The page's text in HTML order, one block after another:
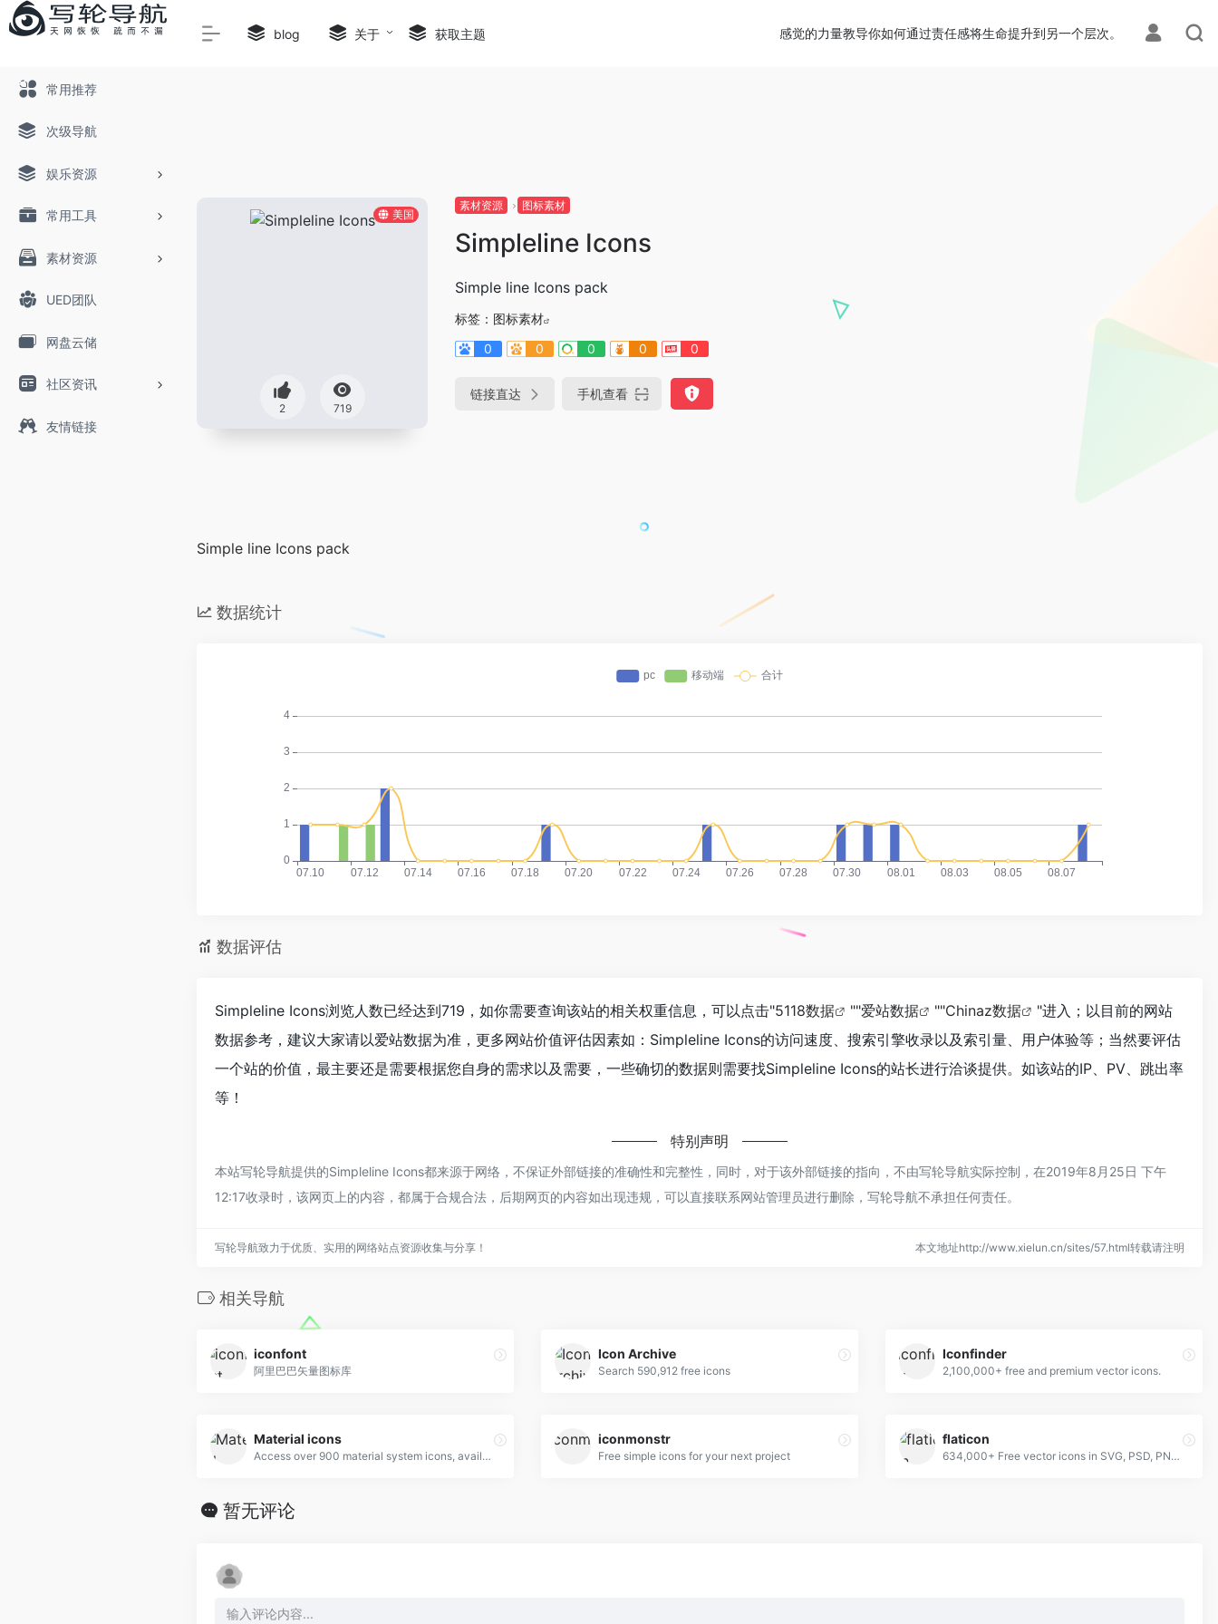
Warning : Array to string conversion in /home/wwwroot/xielun/wwwroot/wp-content/themes/onenav/inc/wp-optimization.phpon line108
常用推荐
次级导航
娱乐资源
常用工具
素材资源
UED团队
网盘云储
社区资讯
友情链接
blog 关于 获取主题 感觉的力量教导你如何通过责任感将生命提升到另一个层次。
美国
2 719
素材资源 图标素材
Simpleline Icons
Simple line Icons pack
标签： 图标素材
0
0 0 0 0
链接直达 手机查看
Simple line Icons pack
数据统计
数据评估
Simpleline Icons浏览人数已经达到719，如你需要查询该站的相关权重信息，可以点击"5118数据 ""爱站数据 ""Chinaz数据
"进入；以目前的网站
数据参考，建议大家请以爱站数据为准，更多网站价值评估因素如：Simpleline Icons的访问速度、搜索引擎收录以及索引量、用户体验等；当然要评估
一个站的价值，最主要还是需要根据您自身的需求以及需要，一些确切的数据则需要找Simpleline Icons的站长进行洽谈提供。如该站的IP、PV、跳出率
等！
特别声明
本站写轮导航提供的Simpleline Icons都来源于网络，不保证外部链接的准确性和完整性，同时，对于该外部链接的指向，不由写轮导航实际控制，在2019年8月25日 下午
12:17收录时，该网页上的内容，都属于合规合法，后期网页的内容如出现违规，可以直接联系网站管理员进行删除，写轮导航不承担任何责任。
写轮导航致力于优质、实用的网络站点资源收集与分享！ 本文地址http://www.xielun.cn/sites/57.html转载请注明
相关导航
iconfont
阿里巴巴矢量图标库
Icon Archive
Search 590,912 free icons
Iconfinder
2,100,000+ free and premium vector icons.
Material icons
Access over 900 material system icons, available in a variety of sizes and densities, and as a web font.
iconmonstr
Free simple icons for your next project
flaticon
634,000+ Free vector icons in SVG, PSD, PNG, EPS format or as ICON FONT.
暂无评论